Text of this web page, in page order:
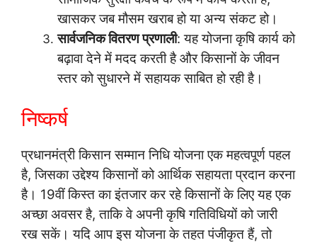
खासकर जब मौसम खराब हो या अन्य संकट हो।
सार्वजनिक वितरण प्रणाली: यह योजना कृषि कार्य को
बढ़ावा देने में मदद करती है और किसानों के जीवन
स्तर को सुधारने में सहायक साबित हो रही है।
निष्कर्ष
प्रधानमंत्री किसान सम्मान निधि योजना एक महत्वपूर्ण पहल
है, जिसका उद्देश्य किसानों को आर्थिक सहायता प्रदान करना
है। 19वीं किस्त का इंतजार कर रहे किसानों के लिए यह एक
अच्छा अवसर है, ताकि वे अपनी कृषि गतिविधियों को जारी
रख सकें। यदि आप इस योजना के तहत पंजीकृत हैं, तो